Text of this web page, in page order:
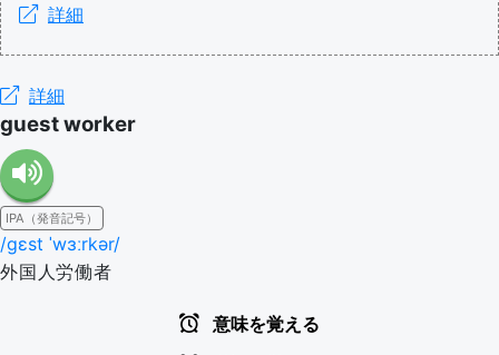
詳細
詳細
guest worker
IPA（発音記号）
/ɡɛst ˈwɜːrkər/
外国人労働者
意味を覚える